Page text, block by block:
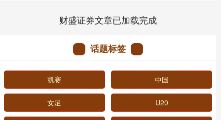
财盛证券文章已加载完成
话题标签
凯赛 中国
女足 U20